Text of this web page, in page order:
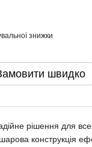
знижки
швидко
рішення для
конструкція